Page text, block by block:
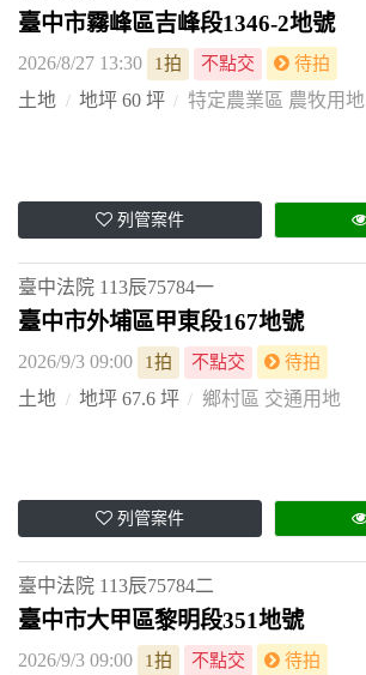
臺中市霧峰區吉峰段1346-2地號
2026/8/27 13:30 1拍 不點交 待拍
土地 地坪 60 坪 特定農業區 農牧用地
列管案件
臺中法院 113辰75784一
臺中市外埔區甲東段167地號
2026/9/3 09:00 1拍 不點交 待拍
土地 地坪 67.6 坪 鄉村區 交通用地
列管案件
臺中法院 113辰75784二
臺中市大甲區黎明段351地號
2026/9/3 09:00 1拍 不點交 待拍